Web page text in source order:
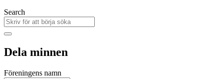
Search
Dela minnen
Föreningens namn